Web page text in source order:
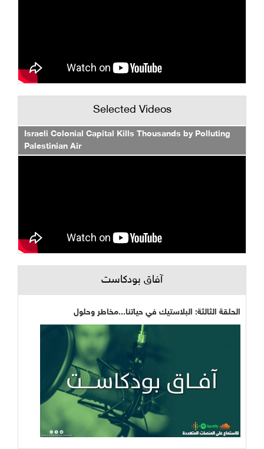
Selected Videos
Israeli Colonial Capital Kills Thousands by Polluting
Palestinian Air
آفاق بودكاست
الحلقة الثالثة: البلاستيك في حياتنا...مخاطر وحلول